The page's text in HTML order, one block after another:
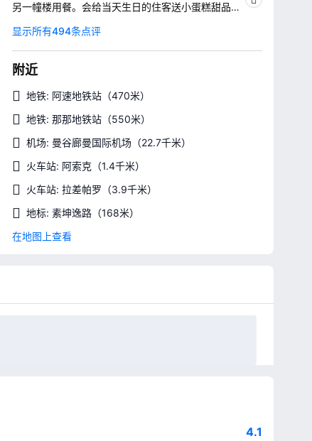
另一幢楼用餐。会给当天生日的住客送小蛋糕甜品，
近。酒店缺点就是门口路太窄，打车比较慢。
显示所有494条点评
附近
地铁: 阿速地铁站 （470米）
地铁: 那那地铁站 （550米）
机场: 曼谷廊曼国际机场 （22.7千米）
火车站: 阿索克 （1.4千米）
火车站: 拉差帕罗 （3.9千米）
地标: 素坤逸路 （168米）
在地图上查看
4.1